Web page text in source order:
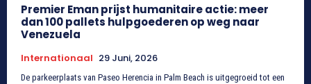
Premier Eman prijst humanitaire actie: meer
dan 100 pallets hulpgoederen op weg naar
Venezuela
Internationaal 29 Juni, 2026
De parkeerplaats van Paseo Herencia in Palm Beach is uitgegroeid tot een